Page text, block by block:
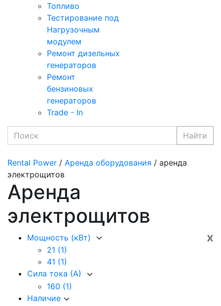
Топливо
Тестирование под
Нагрузочным
модулем
Ремонт дизельных
генераторов
Ремонт
бензиновых
генераторов
Trade - In
Найти
Rental Power / Аренда оборудования / аренда
электрощитов
Аренда
электрощитов
x
Мощность (кВт)
21 (1)
41 (1)
Сила тока (А)
160 (1)
Наличие